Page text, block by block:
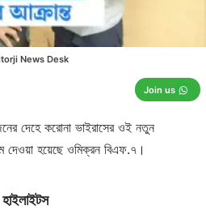
দেহে করোনা ভাইরাসের ওই নতুন
দেওয়া হয়েছে ওমিক্রন বিএফ.৭।
News Desk
Join us
Unmute
/
হাইলাইটস